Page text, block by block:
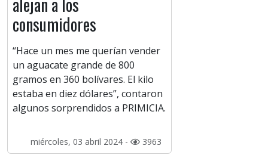
consumidores
“Hace un mes me querían vender
un aguacate grande de 800
gramos en 360 bolívares. El kilo
estaba en diez dólares”, contaron
algunos sorprendidos a PRIMICIA.
miércoles, 03 abril 2024 - 3963